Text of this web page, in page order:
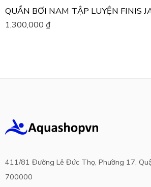
QUẦN BƠI NAM TẬP LUYỆN FINIS
1,300,000 ₫
411/81 Đường Lê Đức Thọ, Phường 17,
700000